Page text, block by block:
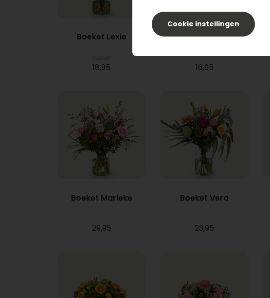
Boeket Lexie
18,95
Phlebodium
16,95
Boeket Marieke
29,95
Boeket Vera
23,95
Cookie instellingen